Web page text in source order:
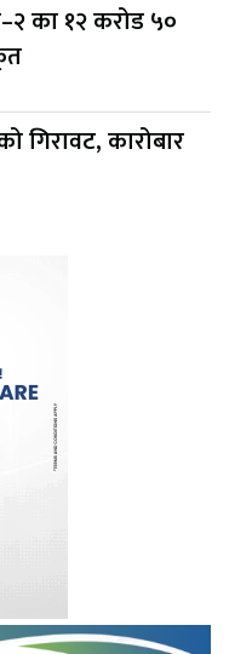
का १२ करोड ५०
गिरावट, कारोबार